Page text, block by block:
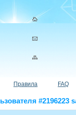
Правила FAQ
#2196223